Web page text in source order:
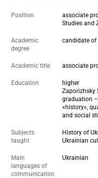
Position
associate
Studies and
Academic
degree
candidate of
Academic title associate
Education
higher
Zaporizhsky
graduation
«history»,
and social
Subjects
taught
History of
Ukrainian
Main
languages of
communication
Ukrainian